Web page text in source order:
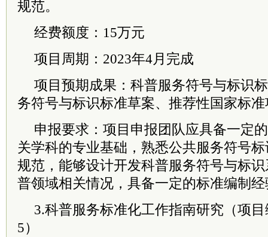
规范。
经费额度：15万元
项目周期：2023年4月完成
项目预期成果：科普服务符号与标识
务符号与标识标准草案、推荐性国家标
申报要求：项目申报团队应具备一定
关学科的专业基础，熟悉公共服务符号
规范，能够设计开发科普服务符号与标
普领域相关情况，具备一定的标准编制
3.科普服务标准化工作指南研究（项
5）